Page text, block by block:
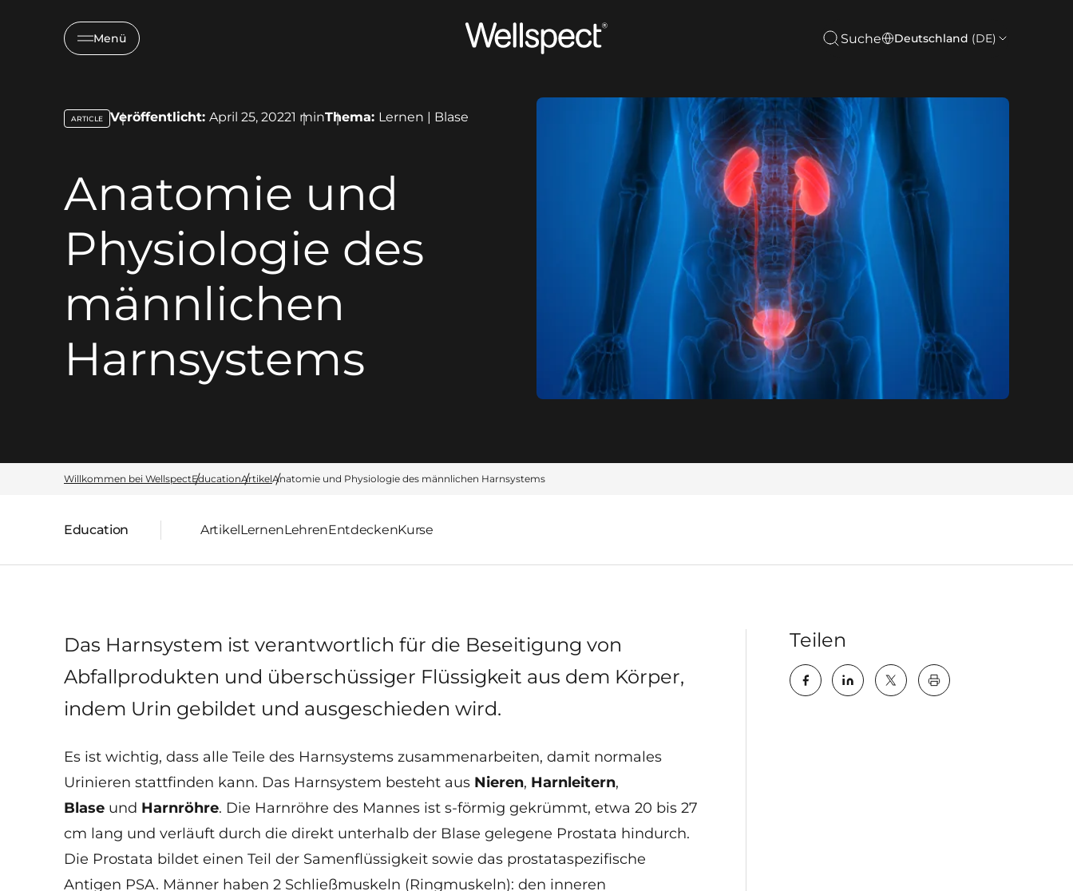
Menü
Wellspect
Suche Deutschland (DE)
Anatomie und
Physiologie des
männlichen
Harnsystems
key:global.content-type:
ARTICLE Veröffentlicht: April 25, 20221 minThema: Lernen | Blase
Willkommen bei WellspectEducationArtikelAnatomie und Physiologie des männlichen Harnsystems
übergeordnete Seite:
Education Artikel LernenLehrenEntdeckenKurse
Das Harnsystem ist verantwortlich für die Beseitigung von
Abfallprodukten und überschüssiger Flüssigkeit aus dem Körper,
indem Urin gebildet und ausgeschieden wird.
Es ist wichtig, dass alle Teile des Harnsystems zusammenarbeiten, damit normales
Urinieren stattfinden kann. Das Harnsystem besteht aus Nieren, Harnleitern,
Blase und Harnröhre. Die Harnröhre des Mannes ist s-förmig gekrümmt, etwa 20 bis 27
cm lang und verläuft durch die direkt unterhalb der Blase gelegene Prostata hindurch.
Die Prostata bildet einen Teil der Samenflüssigkeit sowie das prostataspezifische
Antigen PSA. Männer haben 2 Schließmuskeln (Ringmuskeln): den inneren
Teilen
key:global.print-this-